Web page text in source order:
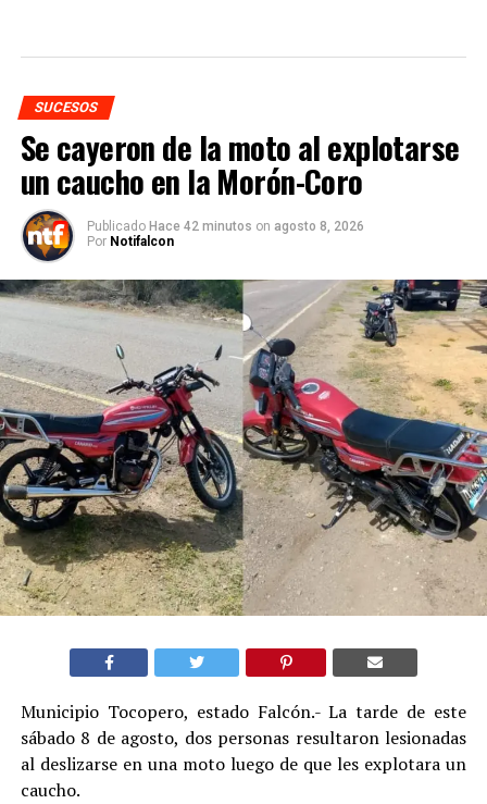
SUCESOS
Se cayeron de la moto al explotarse
un caucho en la Morón-Coro
Publicado Hace 42 minutos on agosto 8, 2026
Por Notifalcon
Municipio Tocopero, estado Falcón.- La tarde de este
sábado 8 de agosto, dos personas resultaron lesionadas
al deslizarse en una moto luego de que les explotara un
caucho.